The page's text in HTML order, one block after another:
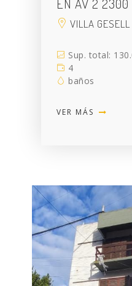
EN AV 2 2300
VILLA GESELL
Sup. total:
4
baños
VER MÁS